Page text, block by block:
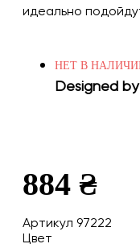
идеально
НЕТ В
Designed by
884 ₴
Артикул 97222
Цвет